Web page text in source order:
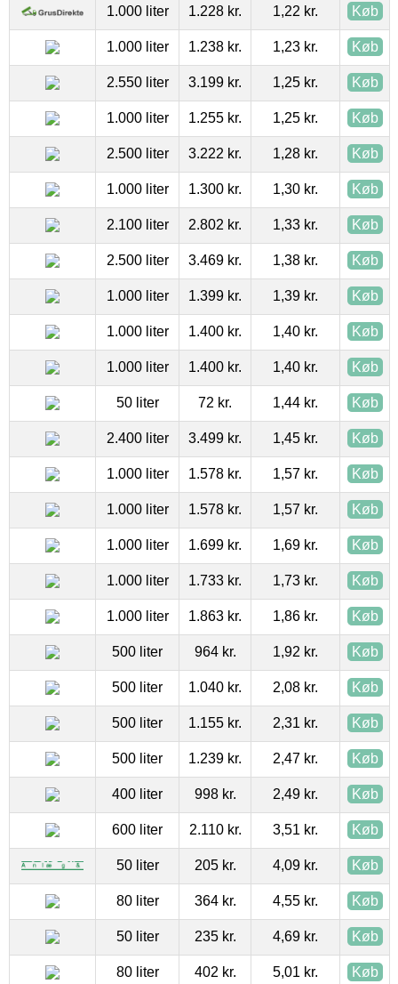
1.000 liter 1.228 kr. 1,22 kr. Køb
1.000 liter 1.238 kr. 1,23 kr. Køb
2.550 liter 3.199 kr. 1,25 kr. Køb
1.000 liter 1.255 kr. 1,25 kr. Køb
2.500 liter 3.222 kr. 1,28 kr. Køb
1.000 liter 1.300 kr. 1,30 kr. Køb
2.100 liter 2.802 kr. 1,33 kr. Køb
2.500 liter 3.469 kr. 1,38 kr. Køb
1.000 liter 1.399 kr. 1,39 kr. Køb
1.000 liter 1.400 kr. 1,40 kr. Køb
1.000 liter 1.400 kr. 1,40 kr. Køb
50 liter 72 kr. 1,44 kr. Køb
2.400 liter 3.499 kr. 1,45 kr. Køb
1.000 liter 1.578 kr. 1,57 kr. Køb
1.000 liter 1.578 kr. 1,57 kr. Køb
1.000 liter 1.699 kr. 1,69 kr. Køb
1.000 liter 1.733 kr. 1,73 kr. Køb
1.000 liter 1.863 kr. 1,86 kr. Køb
500 liter 964 kr. 1,92 kr. Køb
500 liter 1.040 kr. 2,08 kr. Køb
500 liter 1.155 kr. 2,31 kr. Køb
500 liter 1.239 kr. 2,47 kr. Køb
400 liter 998 kr. 2,49 kr. Køb
600 liter 2.110 kr. 3,51 kr. Køb
50 liter 205 kr. 4,09 kr. Køb
80 liter 364 kr. 4,55 kr. Køb
50 liter 235 kr. 4,69 kr. Køb
80 liter 402 kr. 5,01 kr. Køb